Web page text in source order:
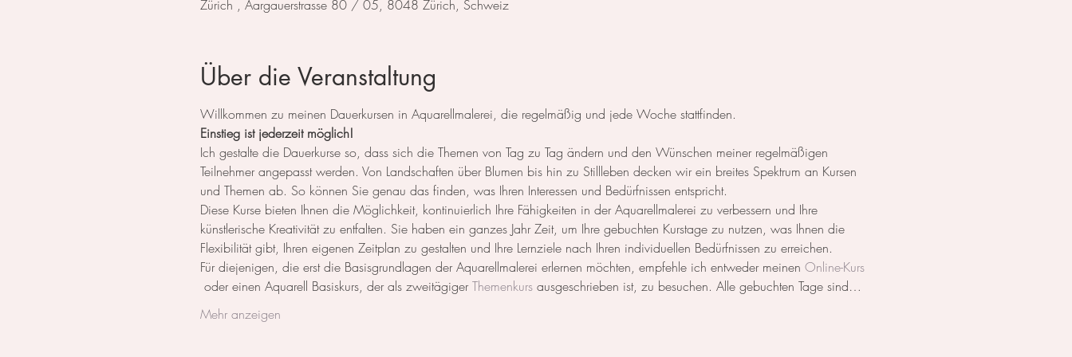
Zürich , Aargauerstrasse 80 / 05, 8048 Zürich, Schweiz
Über die Veranstaltung
Willkommen zu meinen Dauerkursen in Aquarellmalerei, die regelmäßig und jede Woche stattfinden.
Einstieg ist jederzeit möglich!
Ich gestalte die Dauerkurse so, dass sich die Themen von Tag zu Tag ändern und den Wünschen meiner regelmäßigen
Teilnehmer angepasst werden. Von Landschaften über Blumen bis hin zu Stillleben decken wir ein breites Spektrum an Kursen
und Themen ab. So können Sie genau das finden, was Ihren Interessen und Bedürfnissen entspricht.
Diese Kurse bieten Ihnen die Möglichkeit, kontinuierlich Ihre Fähigkeiten in der Aquarellmalerei zu verbessern und Ihre
künstlerische Kreativität zu entfalten. Sie haben ein ganzes Jahr Zeit, um Ihre gebuchten Kurstage zu nutzen, was Ihnen die
Flexibilität gibt, Ihren eigenen Zeitplan zu gestalten und Ihre Lernziele nach Ihren individuellen Bedürfnissen zu erreichen.
Für diejenigen, die erst die Basisgrundlagen der Aquarellmalerei erlernen möchten, empfehle ich entweder meinen Online-Kurs
oder einen Aquarell Basiskurs, der als zweitägiger Themenkurs ausgeschrieben ist, zu besuchen. Alle gebuchten Tage sind…
Mehr anzeigen